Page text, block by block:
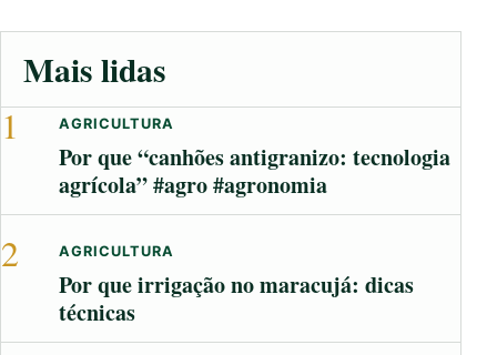
Mais lidas
1
AGRICULTURA
Por que “canhões antigranizo: tecnologia
agrícola” #agro #agronomia
2 AGRICULTURA
Por que irrigação no maracujá: dicas
técnicas